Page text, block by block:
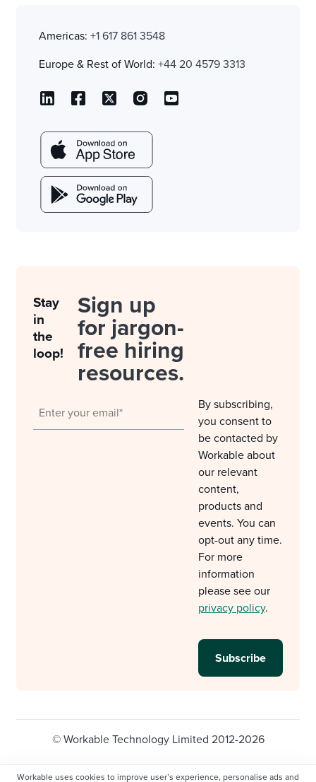
Workable uses cookies to improve user’s experience, personalise ads and
Americas: +1 617 861 3548
Europe & Rest of World: +44 20 4579 3313
Stay
in
the
loop!
Sign up
for jargon-
free hiring
resources.
By subscribing,
you consent to
be contacted by
Workable about
our relevant
content,
products and
events. You can
opt-out any time.
For more
information
please see our
privacy policy.
© Workable Technology Limited 2012-2026
Privacy policy Cookie Settings